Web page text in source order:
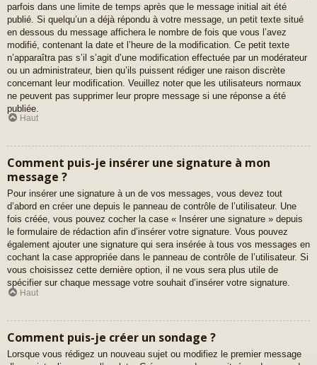
parfois dans une limite de temps après que le message initial ait été
publié. Si quelqu’un a déjà répondu à votre message, un petit texte situé
en dessous du message affichera le nombre de fois que vous l’avez
modifié, contenant la date et l’heure de la modification. Ce petit texte
n’apparaîtra pas s’il s’agit d’une modification effectuée par un modérateur
ou un administrateur, bien qu’ils puissent rédiger une raison discrète
concernant leur modification. Veuillez noter que les utilisateurs normaux
ne peuvent pas supprimer leur propre message si une réponse a été
publiée.
Haut
Comment puis-je insérer une signature à mon
message ?
Pour insérer une signature à un de vos messages, vous devez tout
d’abord en créer une depuis le panneau de contrôle de l’utilisateur. Une
fois créée, vous pouvez cocher la case « Insérer une signature » depuis
le formulaire de rédaction afin d’insérer votre signature. Vous pouvez
également ajouter une signature qui sera insérée à tous vos messages en
cochant la case appropriée dans le panneau de contrôle de l’utilisateur. Si
vous choisissez cette dernière option, il ne vous sera plus utile de
spécifier sur chaque message votre souhait d’insérer votre signature.
Haut
Comment puis-je créer un sondage ?
Lorsque vous rédigez un nouveau sujet ou modifiez le premier message